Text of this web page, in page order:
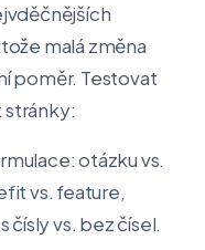
malá změna
poměr. Testovat
otázku vs.
vs. feature,
čísly vs. bez čísel.